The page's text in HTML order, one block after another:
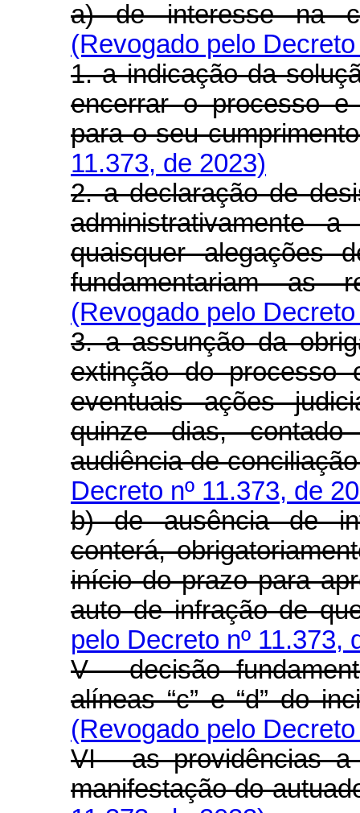
a) de interesse na
(Revogado pelo
1. a indicação da
encerrar o processo e
para o seu
11.373, de 2023)
2. a declaração de
administrativamente
quaisquer alegações
fundamentariam as
(Revogado pelo
3. a assunção da
extinção do processo
eventuais ações
quinze dias,
audiência de
Decreto nº 11.373, de
b) de ausência de
conterá,
início do prazo para
auto de infração de
pelo Decreto nº 11.373,
V - decisão
alíneas “c” e “d” do
(Revogado pelo
VI - as providências a
manifestação do